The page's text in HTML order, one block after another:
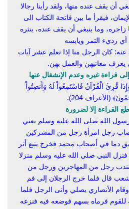
أن يقف عنده منها، ولقد رأينا رجالا
فيقرأ ما بين فاتحة الكتاب الى
زاجره، وما ينبغي أن يقف عنده، ينثره
أي رديء التمر ويابسه
كان الرجل منا إذا تعلم عشر آيات
يعرف معانيهن والعمل بهن.
قُرِئَ الْقُرْآنُ فَاسْتَمِعُواْ لَهُ وَأَنصِتُواْ
﴾ (الأعراف 204).
الله صلى الله عليه وسلم يعني
رجل امرأة رجل من المشركين
دما في أصحاب محمد فخرج يتبع أثر
النبي صلى الله عليه وسلم منزلا
رجل من المهاجرين ورجل من
قال فلما خرج الرجلان إلى فم
الأنصاري يصلي وأتى الرجل فلما
فرماه بسهم فوضعه فيه فنزعه